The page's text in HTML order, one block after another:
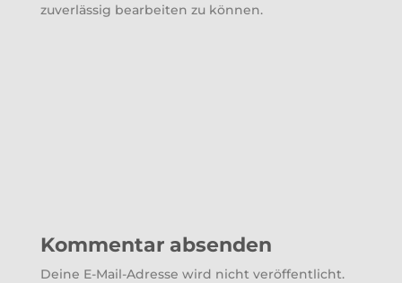
zuverlässig bearbeiten zu können.
Kommentar absenden
Deine E-Mail-Adresse wird nicht veröffentlicht.